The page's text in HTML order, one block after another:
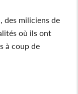
des miliciens de
où ils ont
à coup de